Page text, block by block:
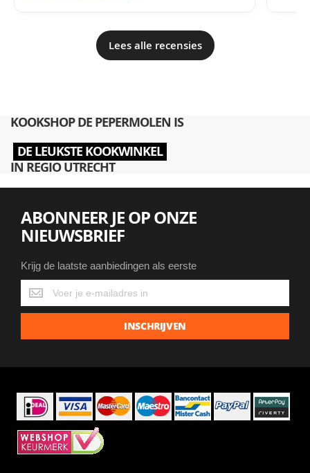
Lees alle recensies
KOOKSHOP DE PEPERMOLEN IS
DE LEUKSTE KOOKWINKEL
IN REGIO UTRECHT
ABONNEER JE OP ONZE
NIEUWSBRIEF
Krijg de laatste aanbiedingen als eerste
Krijg
de
laatste
INSCHRIJVEN